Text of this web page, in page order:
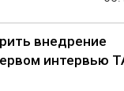
внедрение
интервью